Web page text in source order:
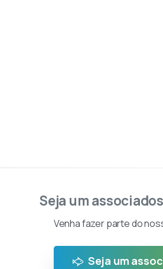
Seja um
Venha fazer parte do
Seja um